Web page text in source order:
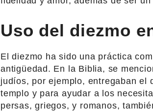
Uso del diezmo
El diezmo ha sido una práctica
antigüedad. En la Biblia, se
judíos, por ejemplo, entregaban el
templo y para ayudar a los
persas, griegos, y romanos,